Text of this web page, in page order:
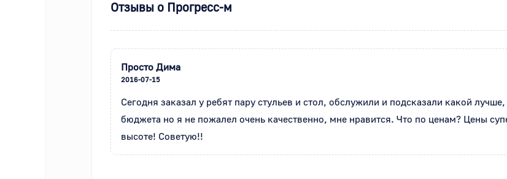
Отзывы о Прогресс-м
Просто Дима
2016-07-15
Сегодня заказал у ребят пару стульев и стол, обслужили и подсказали какой
бюджета но я не пожалел очень качественно, мне нравится. Что по ценам? Цены
высоте! Советую!!